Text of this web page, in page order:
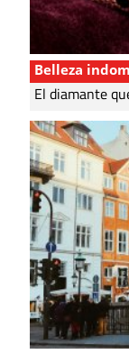
Belleza
El diamante